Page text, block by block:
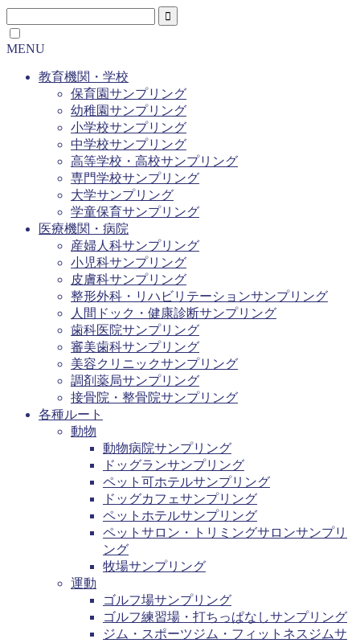
MENU
教育機関・学校
保育園サンプリング
幼稚園サンプリング
小学校サンプリング
中学校サンプリング
高等学校・高校サンプリング
専門学校サンプリング
大学サンプリング
学童保育サンプリング
医療機関・病院
産婦人科サンプリング
小児科サンプリング
皮膚科サンプリング
整形外科・リハビリテーションサンプリング
人間ドック・健康診断サンプリング
歯科医院サンプリング
審美歯科サンプリング
美容クリニックサンプリング
調剤薬局サンプリング
接骨院・整骨院サンプリング
各種ルート
動物
動物病院サンプリング
ドッグランサンプリング
ペット可ホテルサンプリング
ドッグカフェサンプリング
ペットホテルサンプリング
ペットサロン・トリミングサロンサンプリ
ング
牧場サンプリング
運動
ゴルフ場サンプリング
ゴルフ練習場・打ちっぱなしサンプリング
ジム・スポーツジム・フィットネスジムサ